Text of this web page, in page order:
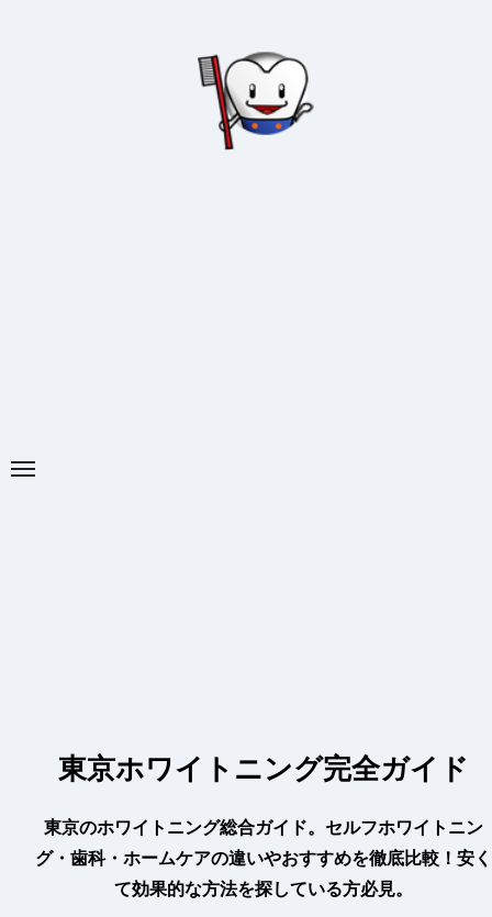
東京ホワイトニング完全ガイド
東京のホワイトニング総合ガイド。セルフホワイトニン
グ・歯科・ホームケアの違いやおすすめを徹底比較！安く
て効果的な方法を探している方必見。